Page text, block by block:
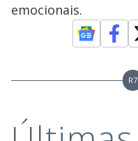
emocionais.
R7